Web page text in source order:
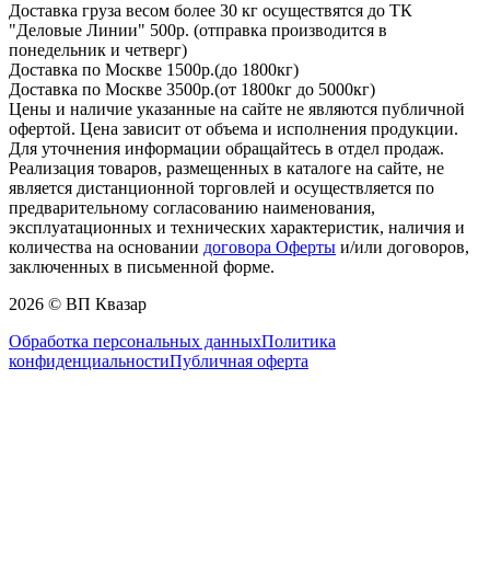
Доставка груза весом более 30 кг осуществятся до ТК
"Деловые Линии" 500р. (отправка производится в
понедельник и четверг)
Доставка по Москве 1500р.(до 1800кг)
Доставка по Москве 3500р.(от 1800кг до 5000кг)
Цены и наличие указанные на сайте не являются публичной
офертой. Цена зависит от объема и исполнения продукции.
Для уточнения информации обращайтесь в отдел продаж.
Реализация товаров, размещенных в каталоге на сайте, не
является дистанционной торговлей и осуществляется по
предварительному согласованию наименования,
эксплуатационных и технических характеристик, наличия и
количества на основании договора Оферты и/или договоров,
заключенных в письменной форме.
2026 © ВП Квазар
Обработка персональных данныхПолитика
конфиденциальностиПубличная оферта